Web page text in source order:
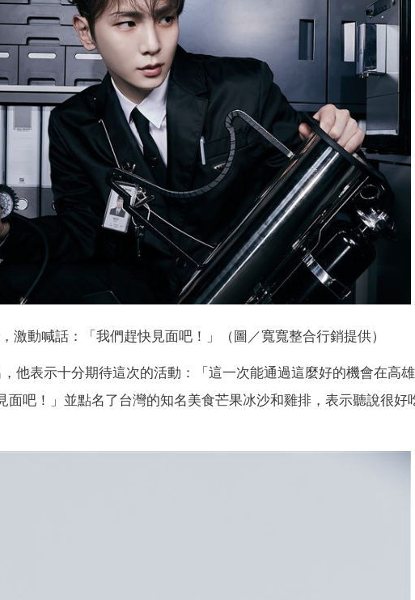
激動喊話：「我們趕快見面吧！」（圖／寬寬整合行銷提供）
他表示十分期待這次的活動：「 這一次能通過這麼好的機會在高
吧！」 並點名了台灣的知名美食芒果冰沙和雞排，表示聽說很好